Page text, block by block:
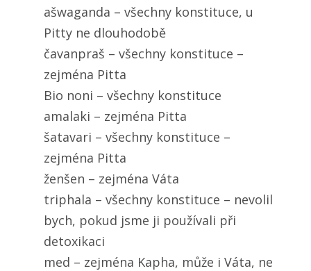
ašwaganda – všechny konstituce, u
Pitty ne dlouhodobě
čavanpraš – všechny konstituce –
zejména Pitta
Bio noni – všechny konstituce
amalaki – zejména Pitta
šatavari – všechny konstituce –
zejména Pitta
ženšen – zejména Váta
triphala – všechny konstituce – nevolil
bych, pokud jsme ji používali při
detoxikaci
med – zejména Kapha, může i Váta, ne